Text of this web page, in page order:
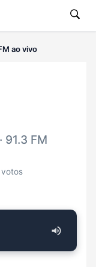
ao vivo
· 91.3 FM
votos